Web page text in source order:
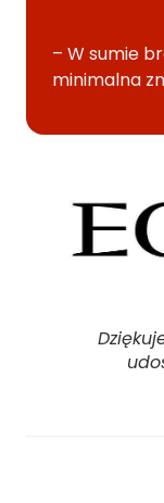
– W sumie
minimalna